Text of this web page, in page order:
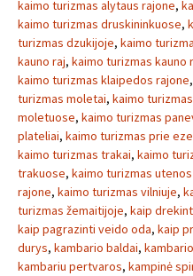
kaimo turizmas alytaus rajone,
kaimo turizmas druskininkuose,
turizmas dzukijoje, kaimo
kauno raj, kaimo turizmas kauno
kaimo turizmas klaipedos rajone,
turizmas moletai, kaimo
moletuose, kaimo turizmas
plateliai, kaimo turizmas prie
kaimo turizmas trakai, kaimo
trakuose, kaimo turizmas
rajone, kaimo turizmas vilniuje,
turizmas žemaitijoje, kaip
kaip pagrazinti veido oda, kaip
durys, kambario baldai,
kambariu pertvaros, kampinė